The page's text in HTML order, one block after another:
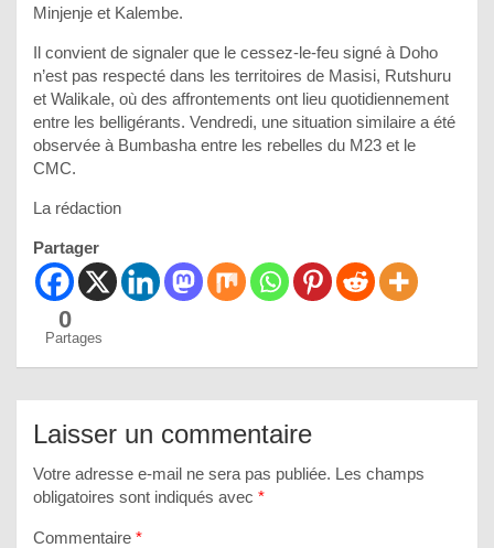
Minjenje et Kalembe.
Il convient de signaler que le cessez-le-feu signé à Doho
n’est pas respecté dans les territoires de Masisi, Rutshuru
et Walikale, où des affrontements ont lieu quotidiennement
entre les belligérants. Vendredi, une situation similaire a été
observée à Bumbasha entre les rebelles du M23 et le
CMC.
La rédaction
Partager
0
Partages
Laisser un commentaire
Votre adresse e-mail ne sera pas publiée. Les champs
obligatoires sont indiqués avec *
Commentaire *